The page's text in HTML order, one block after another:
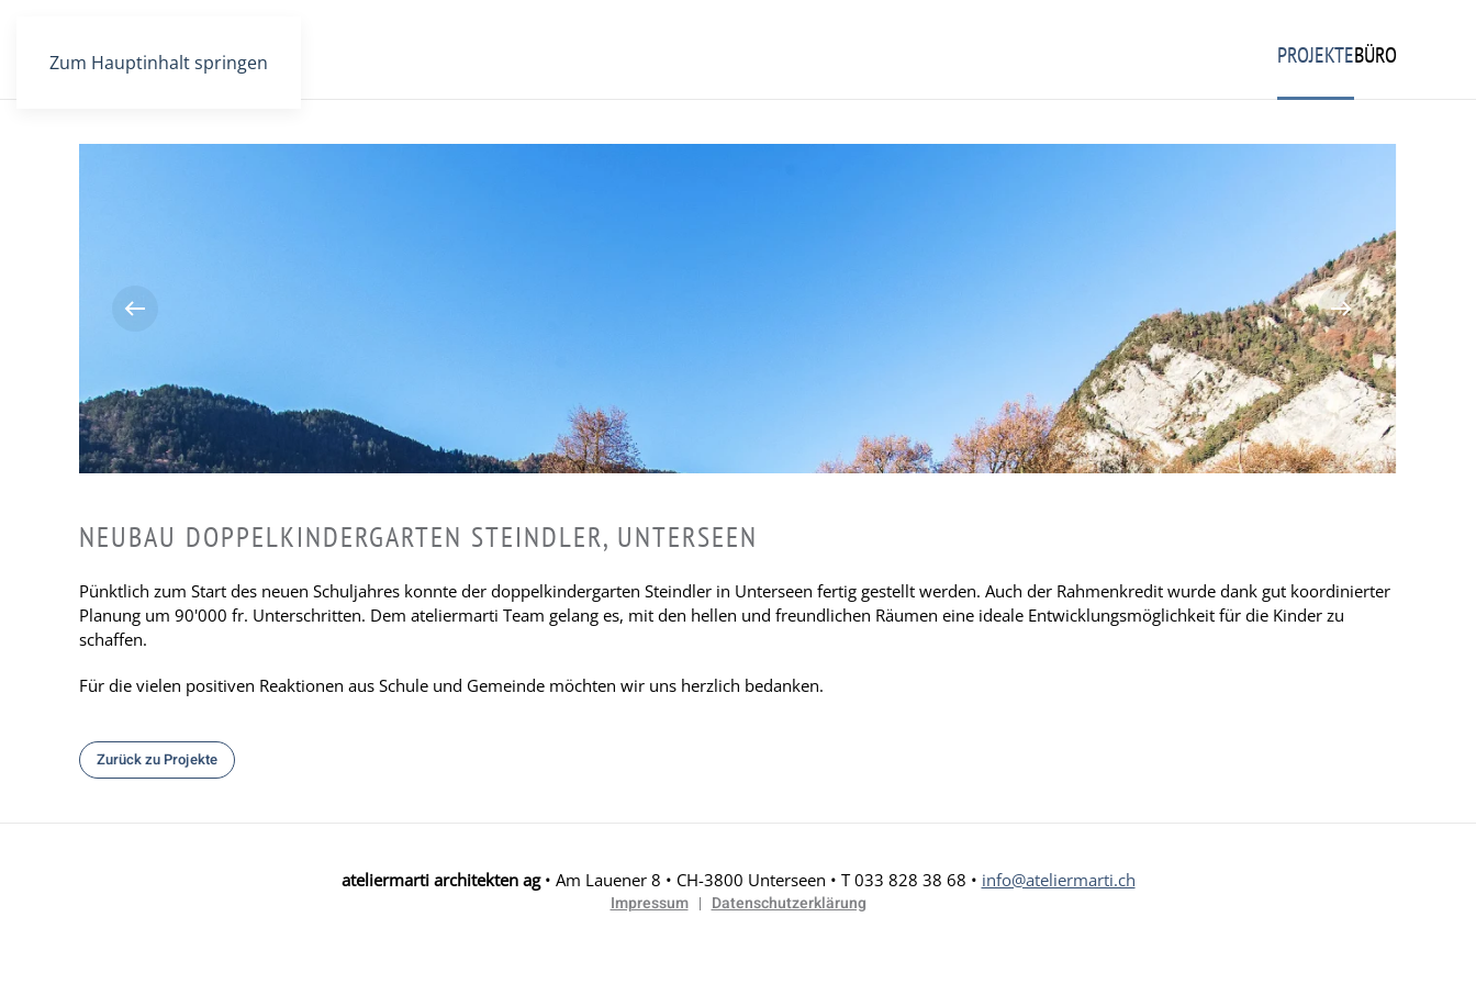
Zum Hauptinhalt springen PROJEKTEBÜRO
NEUBAU DOPPELKINDERGARTEN STEINDLER, UNTERSEEN
Pünktlich zum Start des neuen Schuljahres konnte der doppelkindergarten Steindler in Unterseen fertig gestellt werden. Auch der Rahmenkredit wurde dank gut koordinierter
Planung um 90'000 fr. Unterschritten. Dem ateliermarti Team gelang es, mit den hellen und freundlichen Räumen eine ideale Entwicklungsmöglichkeit für die Kinder zu
schaffen.
Für die vielen positiven Reaktionen aus Schule und Gemeinde möchten wir uns herzlich bedanken.
Zurück zu Projekte
ateliermarti architekten ag• Am Lauener 8 • CH-3800 Unterseen • T 033 828 38 68 • info@ateliermarti.ch
Impressum Datenschutzerklärung